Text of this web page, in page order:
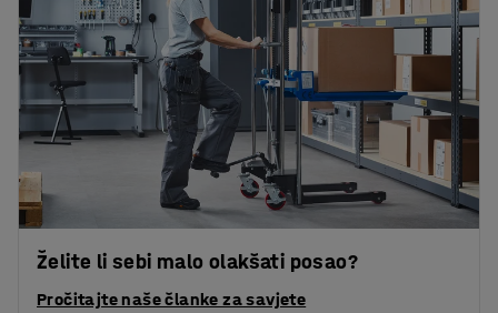
Želite li sebi malo olakšati posao?
Pročitajte naše članke za savjete